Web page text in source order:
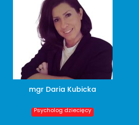
mgr Daria Kubicka
Psycholog dziecięcy